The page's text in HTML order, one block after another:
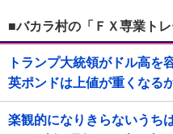
■バカラ村の「ＦＸ専業ト
トランプ大統領がドル高を
英ポンドは上値が重くなる
楽観的になりきらないうち